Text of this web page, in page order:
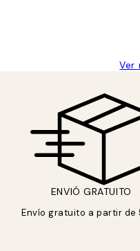
Ver
ENVIÓ GRATUITO
Envío gratuito a partir de